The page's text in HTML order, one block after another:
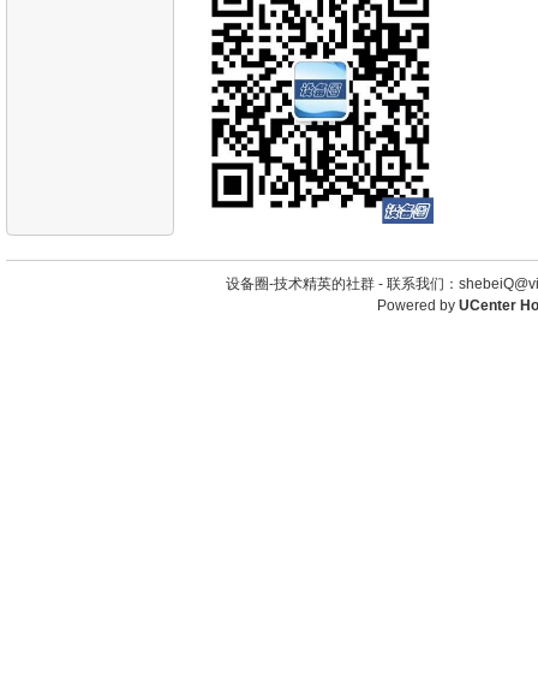
设备圈-技术精英的社群 - 联系我们：
Powered by UCenter